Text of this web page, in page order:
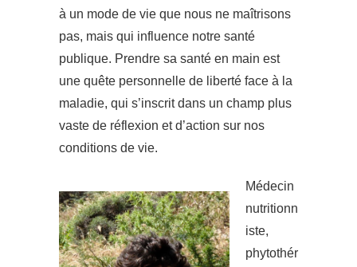
à un mode de vie que nous ne maîtrisons
pas, mais qui influence notre santé
publique. Prendre sa santé en main est
une quête personnelle de liberté face à la
maladie, qui s’inscrit dans un champ plus
vaste de réflexion et d’action sur nos
conditions de vie.
Médecin
nutritionn
iste,
phytothér